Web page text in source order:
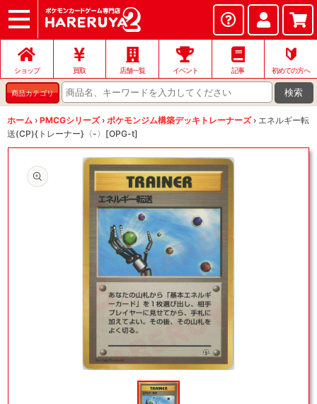
ショップ
店頭買取
ネット買取
店舗一覧
イベント
お問い合わせ
ショップ 買取 店舗一覧 イベント 記事
🔰
初めての方へ
商品カテゴリ 検索
ホーム › PMCGシリーズ › ポケモンジム構築デッキトレーナーズ › エネルギー転
送(CP){トレーナー}〈-〉[OPG-t]